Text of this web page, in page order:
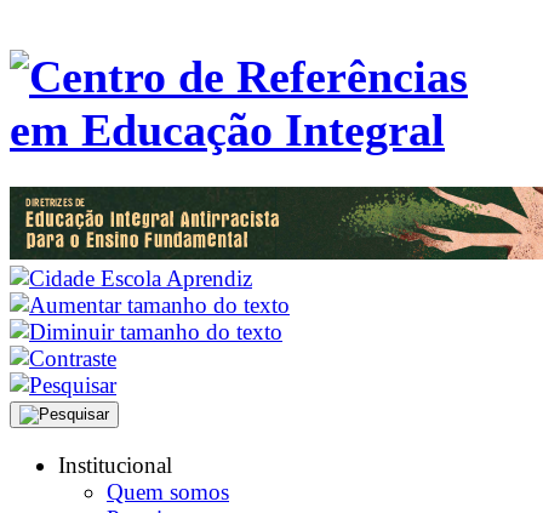
Institucional
Quem somos